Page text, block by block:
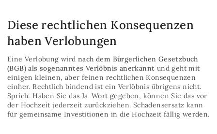
Diese rechtlichen Konsequenzen
haben Verlobungen
Eine Verlobung wird nach dem Bürgerlichen Gesetzbuch
(BGB) als sogenanntes Verlöbnis anerkannt und geht mit
einigen kleinen, aber feinen rechtlichen Konsequenzen
einher. Rechtlich bindend ist ein Verlöbnis übrigens nicht.
Sprich: Haben Sie das Ja-Wort gegeben, können Sie das vor
der Hochzeit jederzeit zurückziehen. Schadensersatz kann
für gemeinsame Investitionen in die Hochzeit fällig werden.